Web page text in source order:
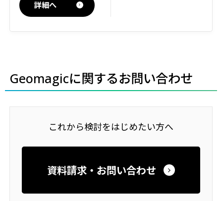
詳細へ
Geomagicに関するお問い合わせ
これから検討をはじめたい方へ
資料請求・お問い合わせ